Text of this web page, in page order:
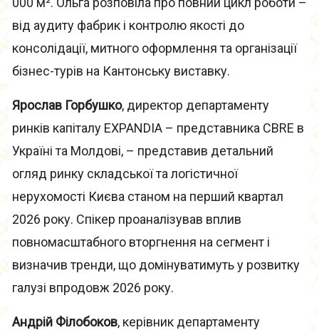
від аудиту фабрик і контролю якості до
консолідації, митного оформлення та організації
бізнес-турів на Кантонську виставку.
Ярослав Горбушко, директор департаменту
ринків капіталу EXPANDIA – представника CBRE в
Україні та Молдові, – представив детальний
огляд ринку складської та логістичної
нерухомості Києва станом на перший квартал
2026 року. Спікер проаналізував вплив
повномасштабного вторгнення на сегмент і
визначив тренди, що домінуватимуть у розвитку
галузі впродовж 2026 року.
Андрій Філобоков, керівник департаменту